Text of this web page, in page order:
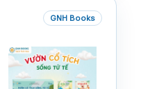
GNH Books